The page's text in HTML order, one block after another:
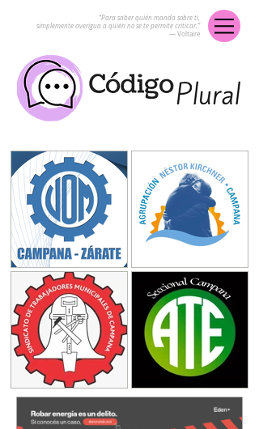
“Para saber quién manda sobre ti,
simplemente averigua a quién no se te permite criticar.”
― Voltaire